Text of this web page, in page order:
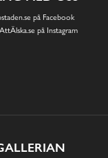
på Facebook
på Instagram